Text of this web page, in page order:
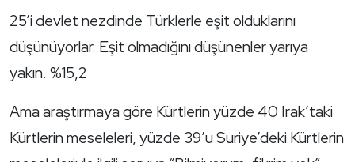
25’i devlet nezdinde Türklerle eşit olduklarını
düşünüyorlar. Eşit olmadığını düşünenler yarıya
yakın. %15,2
Ama araştırmaya göre Kürtlerin yüzde 40 Irak’taki
Kürtlerin meseleleri, yüzde 39’u Suriye’deki Kürtlerin